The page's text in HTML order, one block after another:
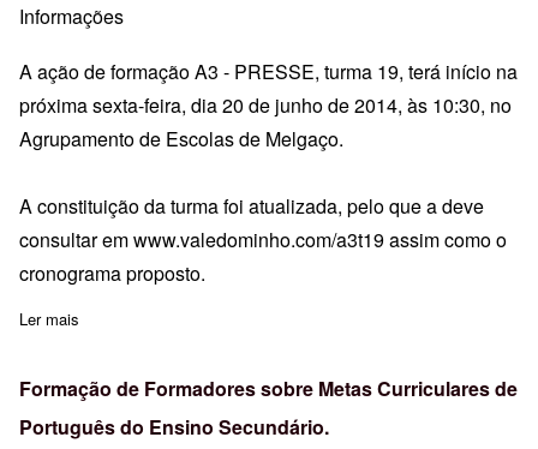
Informações
A ação de formação A3 - PRESSE, turma 19, terá início na
próxima sexta-feira, dia 20 de junho de 2014, às 10:30, no
Agrupamento de Escolas de Melgaço.
A constituição da turma foi atualizada, pelo que a deve
consultar emwww.valedominho.com/a3t19assim como o
cronograma proposto.
Ler mais
Formação de Formadores sobre Metas Curriculares de
Português do Ensino Secundário.